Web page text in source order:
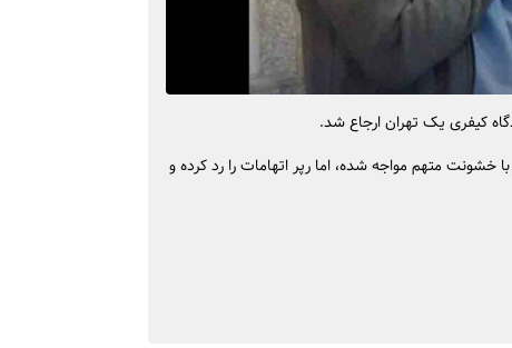
کیفری یک تهران ارجاع شد.
خشونت متهم مواجه شده، اما رپر اتهامات را رد کرده و